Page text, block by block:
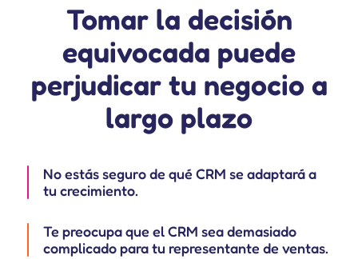
Tomar la decisión
equivocada puede
perjudicar tu negocio a
largo plazo
No estás seguro de qué CRM se adaptará a
tu crecimiento.
Te preocupa que el CRM sea demasiado
complicado para tu representante de ventas.